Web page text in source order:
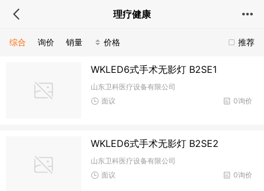
理疗健康
推荐
综合 询价 销量 价格
WKLED6式手术无影灯 B2SE1
山东卫科医疗设备有限公司
0询价
面议
WKLED6式手术无影灯 B2SE2
山东卫科医疗设备有限公司
0询价
面议